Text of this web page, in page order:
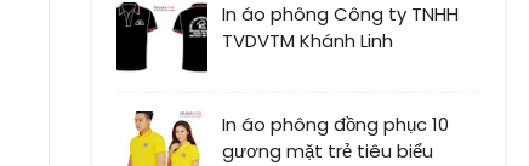
In áo phông Công ty TNHH
TVDVTM Khánh Linh
In áo phông đồng phục 10
gương mặt trẻ tiêu biểu